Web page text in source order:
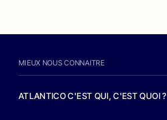
MIEUX NOUS CONNAITRE
ATLANTICO C'EST QUI, C'EST QUOI ?